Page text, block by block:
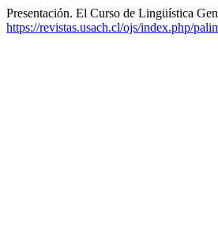
Presentación. El Curso de Lingüística
https://revistas.usach.cl/ojs/index.php/